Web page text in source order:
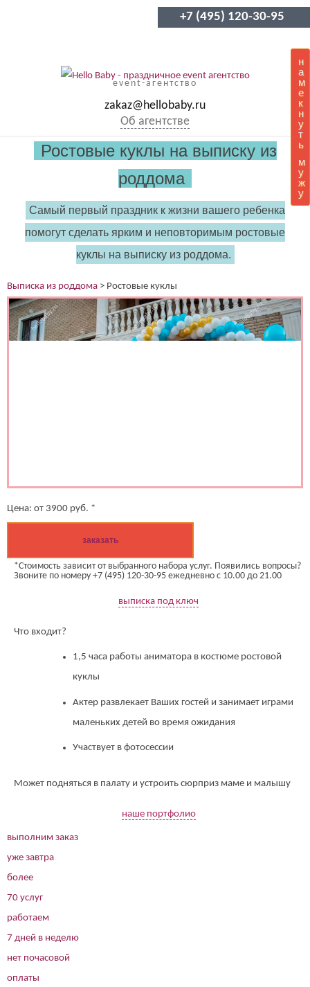
+7 (495) 120-30-95
event-агентство
zakaz@hellobaby.ru
Об агентстве
н
а
м
е
к
н
у
т
ь
м
у
ж
у
Ростовые куклы на выписку из
роддома
Самый первый праздник к жизни вашего ребенка
помогут сделать ярким и неповторимым ростовые
куклы на выписку из роддома.
Выписка из роддома > Ростовые куклы
Цена: от 3900 руб. *
заказать
*Стоимость зависит от выбранного набора услуг. Появились вопросы?
Звоните по номеру +7 (495) 120-30-95 ежедневно с 10.00 до 21.00
выписка под ключ
Что входит?
1,5 часа работы аниматора в костюме ростовой
куклы
Актер развлекает Ваших гостей и занимает играми
маленьких детей во время ожидания
Участвует в фотосессии
Может подняться в палату и устроить сюрприз маме и малышу
наше портфолио
выполним заказ
уже завтра
более
70 услуг
работаем
7 дней в неделю
нет почасовой
оплаты